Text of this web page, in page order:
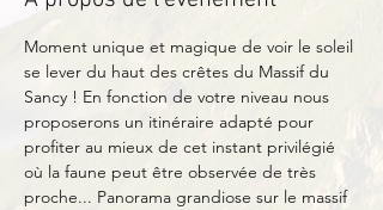
Moment unique et magique de voir le soleil
se lever du haut des crêtes du Massif du
Sancy ! En fonction de votre niveau nous
proposerons un itinéraire adapté pour
profiter au mieux de cet instant privilégié
où la faune peut être observée de très
proche... Panorama grandiose sur le massif